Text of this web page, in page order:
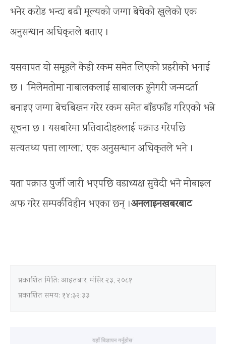
भनेर करोड भन्दा बढी मूल्यको जग्गा बेचेको खुलेको एक
अनुसन्धान अधिकृतले बताए ।
यसवापत यो समूहले केही रकम समेत लिएको प्रहरीको भनाई
छ । ‘मिलेमतोमा नाबालकलाई साबालक हुनेगरी जन्मदर्ता
बनाइए जग्गा बेचबिखन गरेर रकम समेत बाँडफाँड गरिएको भन्ने
सूचना छ । यसबारेमा प्रतिवादीहरुलाई पक्राउ गरेपछि
सत्यतथ्य पत्ता लाग्ला,’ एक अनुसन्धान अधिकृतले भने ।
यता पक्राउ पुर्जी जारी भएपछि वडाध्यक्ष सुवेदी भने मोबाइल
अफ गरेर सम्पर्कविहीन भएका छन् ।अनलाइनखबरबाट
प्रकाशित मिति: आइतबार, मंसिर २३, २०८१
प्रकाशित समय: १४:३२:३३